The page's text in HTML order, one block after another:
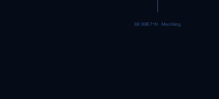
89.9984°N · Meritking